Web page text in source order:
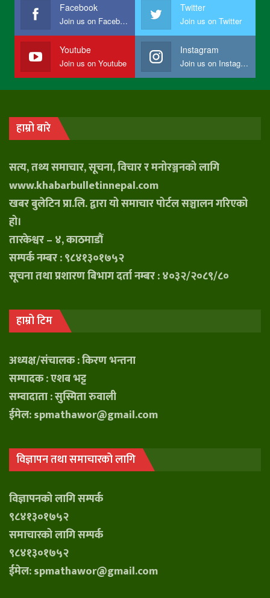
Facebook
Join us on Facebook
Twitter
Join us on Twitter
Youtube
Join us on Youtube
Instagram
Join us on Instagram
हाम्रो बारे
सत्य, तथ्य समाचार, सूचना, विचार र मनोरञ्जनको लागि
www.khabarbulletinnepal.com
खबर बुलेटिन प्रा.लि. द्वारा यो समाचार पोर्टल सञ्चालन गरिएको
हो।
तारकेश्वर – ४, काठमाडौं
सम्पर्क नम्बर : ९८४१३०१७५२
सूचना तथा प्रशारण बिभाग दर्ता नम्बर : ४०३२/२०८९/८०
हाम्रो टिम
अध्यक्ष/संचालक : किरण भन्तना
सम्पादक : एशब भट्ट
सम्वादाता : सुस्मिता रुवाली
ईमेल: spmathawor@gmail.com
विज्ञापन तथा समाचारको लागि
विज्ञापनको लागि सम्पर्क
९८४१३०१७५२
समाचारको लागि सम्पर्क
९८४१३०१७५२
ईमेल: spmathawor@gmail.com